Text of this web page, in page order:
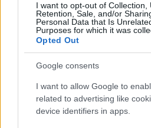
I want to opt-out of Collection,
Retention, Sale, and/or
Personal Data that Is
Purposes for which it was
Opted Out
Google consents
I want to allow Google to
related to advertising like
device identifiers in apps.
„Civil ruhában
likvidálta a
emberét
2025. július 7.